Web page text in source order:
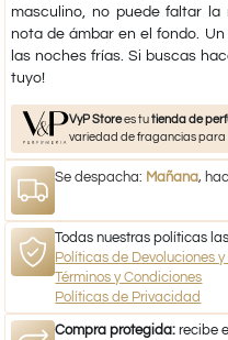
masculino, no puede faltar
nota de ámbar en el fondo.
las noches frías. Si buscas
tuyo!
VyP Storees tutienda de
variedad de fragancias para
Se despacha: Mañana,
Todas nuestras políticas
Políticas de Devoluciones
Términos y Condiciones
Políticas de Privacidad
Compra protegida: recibe